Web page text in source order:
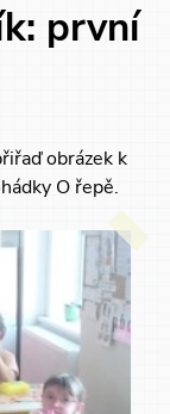
první
obrázek k
O řepě.